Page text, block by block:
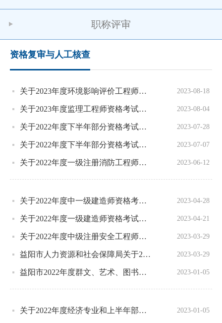
职称评审
资格复审与人工核查
关于2023年度环境影响评价工程师、社会工作者、注册计量师、2022年度勘察设计工程师（补考）职业资格考试考后人工核查公告 2023-08-18
关于2023年度监理工程师资格考试考后人工核查结果的公告 2023-08-04
关于2022年度下半年部分资格考试考后人工核查结果的公告 2023-07-28
关于2022年度下半年部分资格考试（含补考）考后人工核查补办公告 2023-07-07
关于2022年度一级注册消防工程师、执业药师资格考试考后人工核查公告 2023-06-12
关于2022年度中一级建造师资格考试考后人工核查结果的公告 2023-04-28
关于2022年度一级建造师资格考试考后人工核查公告 2023-04-21
关于2022年度中级注册安全工程师（含补考）、注册测绘师、注册城乡规划师、一级造价工程师资格考试考后人工核查公告 2023-03-29
益阳市人力资源和社会保障局关于2022年度审计和出版专业技术资格考试考后人工核查结果的公告 2023-03-29
益阳市2022年度群文、艺术、图书、文博、新闻、播音、体育教练员等系列专业技术职务中级职称资格评审通过人员公示 2023-01-05
关于2022年度经济专业和上半年部分资格考试考后人工核查结果的公告 2023-01-05